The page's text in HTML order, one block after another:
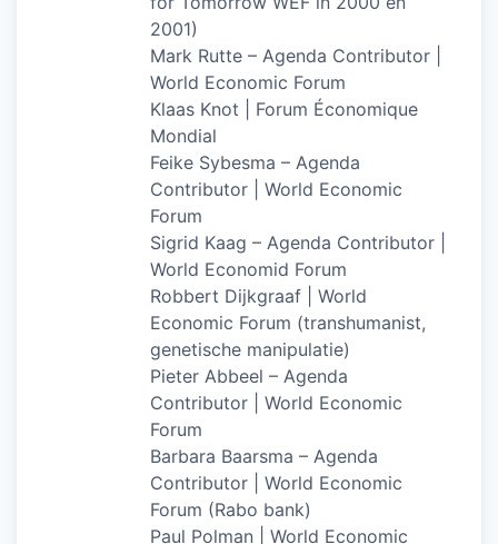
2001)
Mark Rutte – Agenda Contributor |
World Economic Forum
Klaas Knot | Forum Économique
Mondial
Feike Sybesma – Agenda
Contributor | World Economic
Forum
Sigrid Kaag – Agenda Contributor |
World Economid Forum
Robbert Dijkgraaf | World
Economic Forum (transhumanist,
genetische manipulatie)
Pieter Abbeel – Agenda
Contributor | World Economic
Forum
Barbara Baarsma – Agenda
Contributor | World Economic
Forum (Rabo bank)
Paul Polman | World Economic